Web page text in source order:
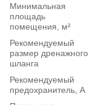
Минимальная
площадь
помещения, м²
Рекомендуемый
размер дренажного
шланга
Рекомендуемый
предохранитель, А